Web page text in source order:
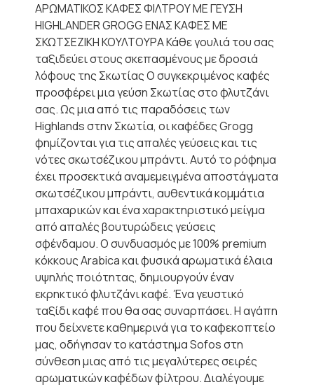
ΑΡΩΜΑΤΙΚΟΣ ΚΑΦΕΣ ΦΙΛΤΡΟΥ ΜΕ ΓΕΥΣΗ
HIGHLANDER GROGG ΕΝΑΣ ΚΑΦΕΣ ΜΕ
ΣΚΩΤΣΕΖΙΚΗ ΚΟΥΛΤΟΥΡΑ Κάθε γουλιά του σας
ταξιδεύει στους σκεπασμένους με δροσιά
λόφους της Σκωτίας Ο συγκεκριμένος καφές
προσφέρει μια γεύση Σκωτίας στο φλυτζάνι
σας. Ως μια από τις παραδόσεις των
Highlands στην Σκωτία, οι καφέδες Grogg
φημίζονται για τις απαλές γεύσεις και τις
νότες σκωτσέζικου μπράντι. Αυτό το ρόφημα
έχει προσεκτικά αναμεμειγμένα αποστάγματα
σκωτσέζικου μπράντι, αυθεντικά κομμάτια
μπαχαρικών και ένα χαρακτηριστικό μείγμα
από απαλές βουτυρώδεις γεύσεις
σφένδαμου. Ο συνδυασμός με 100% premium
κόκκους Arabica και φυσικά αρωματικά έλαια
υψηλής ποιότητας, δημιουργούν έναν
εκρηκτικό φλυτζάνι καφέ. Ένα γευστικό
ταξίδι καφέ που θα σας συναρπάσει. Η αγάπη
που δείχνετε καθημερινά για το καφεκοπτείο
μας, οδήγησαν το κατάστημα Sofos στη
σύνθεση μιας από τις μεγαλύτερες σειρές
αρωματικών καφέδων φίλτρου. Διαλέγουμε